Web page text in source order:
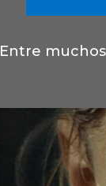
Entre